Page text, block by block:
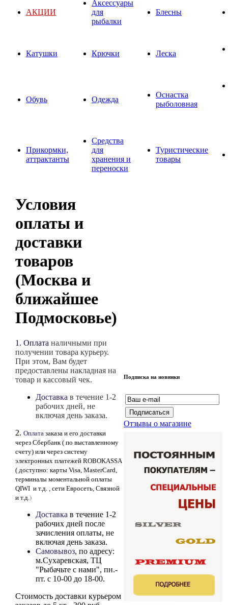
АКЦИИ
Аксессуары
для
рыбалки
Блесны
Катушки Крючки Леска
Обувь Одежда
Оснастка
рыболовная
Прикормки,
аттрактанты
Средства
для
хранения и
переноски
Туристические
товары
Условия
оплаты и
доставки
товаров
(Москва и
ближайшее
Подмосковье)
1. Оплата наличными при
получении товара курьеру.
При этом, Вам будет
предоставлены накладная на
товар и кассовый чек.
Доставка в течение 1-2
рабочих дней, не
включая день заказа.
2. Оплата заказа и его доставки
через Сбербанк ( по выставленному
счету) или через систему
электронных платежей ROBOKASSA
( доступно: карты Visa, MasterCard,
терминалы моментальной оплаты
QIWI и т.д. , сети Евросеть, Связной
и т.д.)
Доставка в течение 1-2
рабочих дней после
зачисления оплаты, не
включая день заказа.
Самовывоз, по адресу:
м.Сухаревская, ТЦ
"Рыбачьте с нами", пн.-
пт. с 10-00 до 18-00.
Стоимость доставки курьером
Подписка на новинки
Отзывы о магазине